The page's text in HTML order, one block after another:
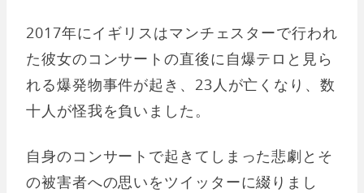
2017年にイギリスはマンチェスターで行われ
た彼女のコンサートの直後に自爆テロと見ら
れる爆発物事件が起き、23人が亡くなり、数
十人が怪我を負いました。
自身のコンサートで起きてしまった悲劇とそ
の被害者への思いをツイッターに綴りまし